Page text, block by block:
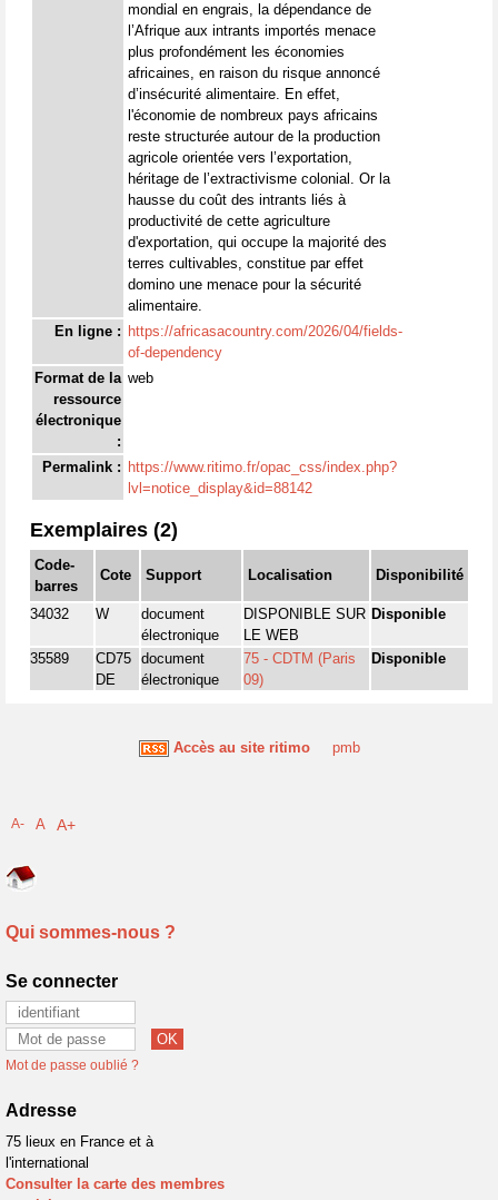
mondial en engrais, la dépendance de
l’Afrique aux intrants importés menace
plus profondément les économies
africaines, en raison du risque annoncé
d’insécurité alimentaire. En effet,
l'économie de nombreux pays africains
reste structurée autour de la production
agricole orientée vers l’exportation,
héritage de l’extractivisme colonial. Or la
hausse du coût des intrants liés à
productivité de cette agriculture
d'exportation, qui occupe la majorité des
terres cultivables, constitue par effet
domino une menace pour la sécurité
alimentaire.
En ligne : https://africasacountry.com/2026/04/fields-
of-dependency
Format de la
ressource
électronique
:
web
Permalink : https://www.ritimo.fr/opac_css/index.php?
lvl=notice_display&id=88142
Exemplaires (2)
Code-
barres
Cote Support Localisation Disponibilité
34032 W
document
électronique
DISPONIBLE SUR
LE WEB
Disponible
35589
CD75
DE
document
électronique
75 - CDTM (Paris
09)
Disponible
Accès au site ritimo pmb
A- A A+
Qui sommes-nous ?
Se connecter
Mot de passe oublié ?
Adresse
75 lieux en France et à
l'international
Consulter la carte des membres